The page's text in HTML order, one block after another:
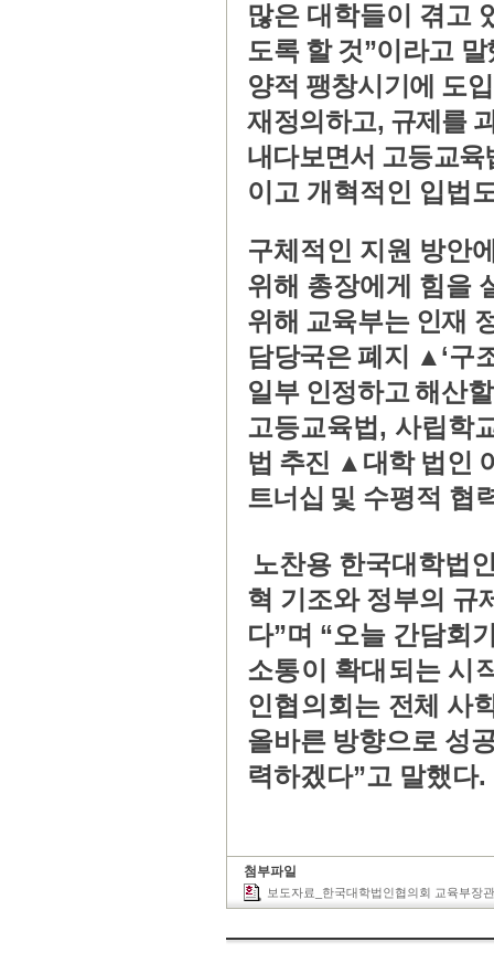
많은 대학들이 겪고
도록 할 것”이라고 말
양적 팽창시기에 도
재정의하고, 규제를
내다보면서 고등교육
이고 개혁적인 입법
구체적인 지원 방안
위해 총장에게 힘을
위해 교육부는 인재
담당국은 폐지
▲‘구
일부 인정하고 해산
고등교육법 , 사립학
법 추진 ▲ 대학 법인
트너십 및 수평적 협
노찬용 한국대학법
혁 기조와 정부의 규
다”며 “오늘 간담회
소통이 확대되는 시
인협의회는 전체 사
올바른 방향으로 성
력하겠다”고 말했다.
첨부파일
보도자료_한국대학법인협의회 교육부장